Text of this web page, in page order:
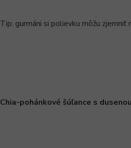
Tip: gurmáni si polievku môžu
Chia-pohánkové šúľance s